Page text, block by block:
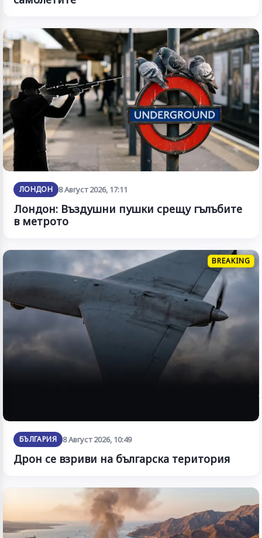
ЛОНДОН 8 Август 2026, 17:11
Лондон: Въздушни пушки срещу гълъбите
в метрото
BREAKING
БЪЛГАРИЯ 8 Август 2026, 10:49
Дрон се взриви на българска територия